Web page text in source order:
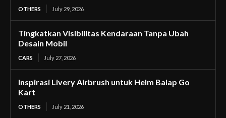
OTHERS July 29, 2026
Tingkatkan Visibilitas Kendaraan Tanpa Ubah
Desain Mobil
CARS July 27, 2026
Inspirasi Livery Airbrush untuk Helm Balap Go
Kart
OTHERS July 21, 2026